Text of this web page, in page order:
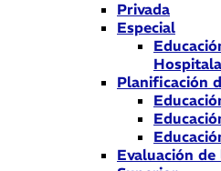
Privada
Especial
Planificación
Evaluación